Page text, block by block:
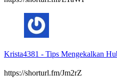
Krista4381 - Tips Mengekalkan
https://shorturl.fm/Jm2rZ